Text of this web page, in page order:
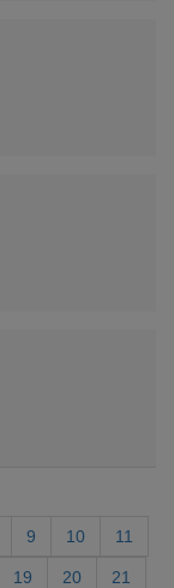
9 10 11
19 20 21